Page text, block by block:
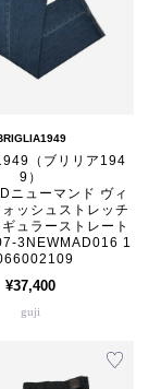
（ブリリア194
9）
ニューマンド ヴィ
ッシュストレッチ
ュラーストレート
3NEWMAD016 1
¥37,400
guji